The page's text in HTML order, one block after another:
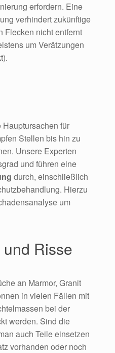
erfordern. Eine
verhindert zukünftige
Flecken nicht entfernt
um Verätzungen
für
Stellen bis hin zu
Unsere Experten
und führen eine
durch, einschließlich
Hierzu
um
Risse
an Marmor, Granit
in vielen Fällen mit
bei der
werden. Sind die
auch Teile einsetzen
vorhanden oder noch